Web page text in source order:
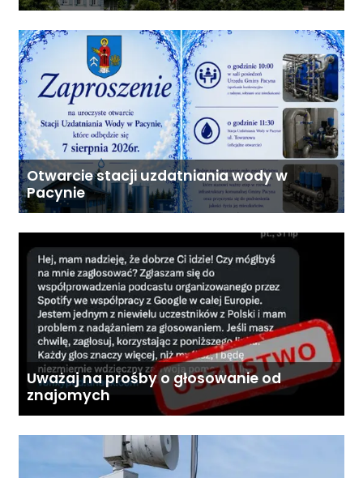
pesto i słońca
Otwarcie stacji uzdatniania wody w
Pacynie
Uważaj na prośby o głosowanie od
znajomych